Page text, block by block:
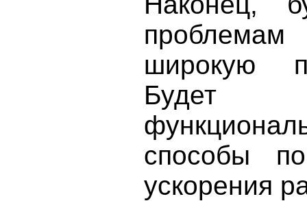
проблемам
широкую
Будет
способы
ускорения